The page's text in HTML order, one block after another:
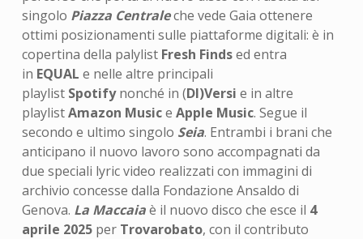
singolo Piazza Centraleche vede Gaia ottenere
ottimi posizionamenti sulle piattaforme digitali: è in
copertina della palylist Fresh Findsed entra
in EQUAL e nelle altre principali
playlist Spotifynonché in (DI)Versi e in altre
playlistAmazon Musice Apple Music. Segue il
secondo e ultimo singolo Seia. Entrambi i brani che
anticipano il nuovo lavoro sono accompagnati da
due speciali lyric video realizzati con immagini di
archivio concesse dalla Fondazione Ansaldo di
Genova. La Maccaiaè il nuovo disco che esce il 4
aprile 2025per Trovarobato, con il contributo